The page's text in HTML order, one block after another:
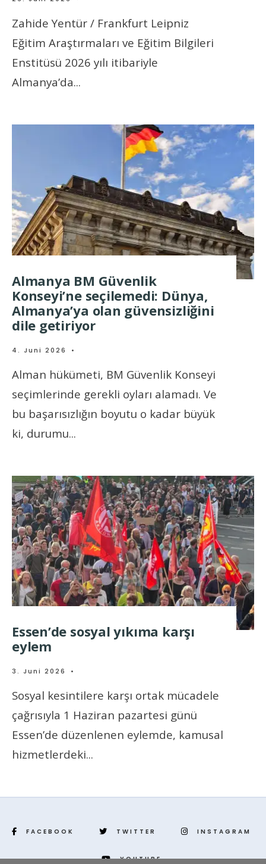
Zahide Yentür / Frankfurt Leipniz
Eğitim Araştırmaları ve Eğitim Bilgileri
Enstitüsü 2026 yılı itibariyle
Almanya’da...
Almanya BM Güvenlik
Konseyi’ne seçilemedi: Dünya,
Almanya’ya olan güvensizliğini
dile getiriyor
4. Juni 2026 •
Alman hükümeti, BM Güvenlik Konseyi
seçimlerinde gerekli oyları alamadı. Ve
bu başarısızlığın boyutu o kadar büyük
ki, durumu...
Essen’de sosyal yıkıma karşı
eylem
3. Juni 2026 •
Sosyal kesintilere karşı ortak mücadele
çağrısıyla 1 Haziran pazartesi günü
Essen’de düzenlenen eylemde, kamusal
hizmetlerdeki...
FACEBOOK TWITTER INSTAGRAM
YOUTUBE